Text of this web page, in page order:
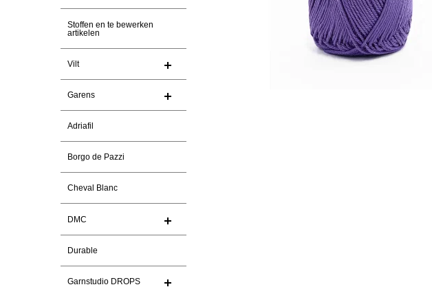
Stoffen en te bewerken
artikelen
Vilt
Garens
Adriafil
Borgo de Pazzi
Cheval Blanc
DMC
Durable
Garnstudio DROPS